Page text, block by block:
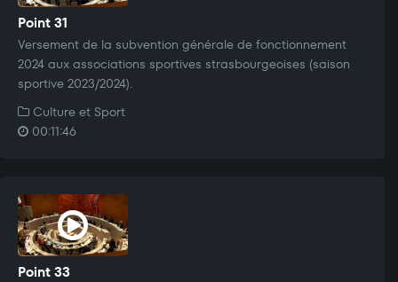
Point 31
Versement de la subvention générale de fonctionnement
2024 aux associations sportives strasbourgeoises (saison
sportive 2023/2024).
Culture et Sport
00:11:46
Point 33